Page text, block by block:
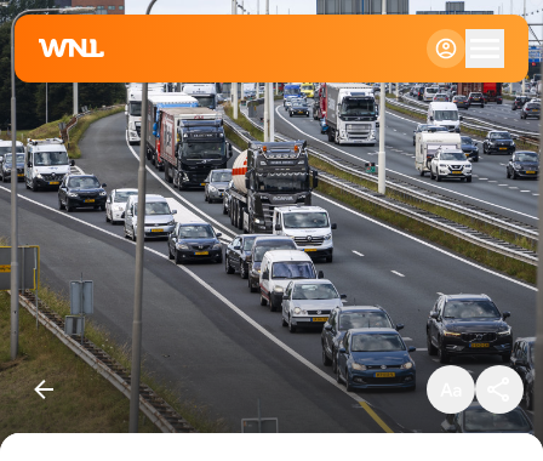
Klein
Standaard
Groot